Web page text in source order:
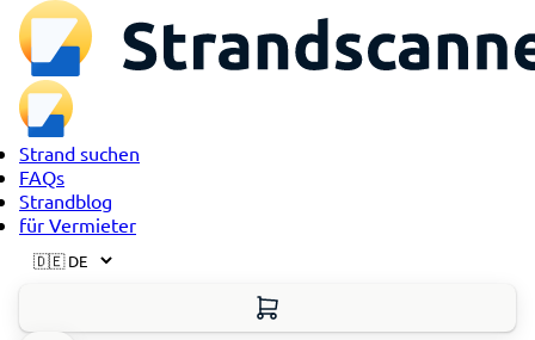
Strand suchen
FAQs
Strandblog
für Vermieter